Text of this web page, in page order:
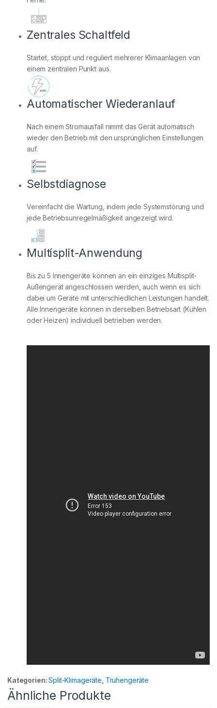
Zentrales Schaltfeld
Startet, stoppt und reguliert mehrerer Klimaanlagen von
einem zentralen Punkt aus.
Automatischer Wiederanlauf
Nach einem Stromausfall nimmt das Gerät automatisch
wieder den Betrieb mit den ursprünglichen Einstellungen
auf.
Selbstdiagnose
Vereinfacht die Wartung, indem jede Systemstörung und
jede Betriebsunregelmäßigkeit angezeigt wird.
Multisplit-Anwendung
Bis zu 5 Innengeräte können an ein einziges Multisplit-
Außengerät angeschlossen werden, auch wenn es sich
dabei um Geräte mit unterschiedlichen Leistungen handelt.
Alle Innengeräte können in derselben Betriebsart (Kühlen
oder Heizen) individuell betrieben werden.
Kategorien:Split-Klimageräte Truhengeräte
Ähnliche Produkte